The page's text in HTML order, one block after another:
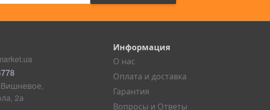
2а
Информация
О нас
Оплата и доставка
Гарантия
Вопросы и Ответы